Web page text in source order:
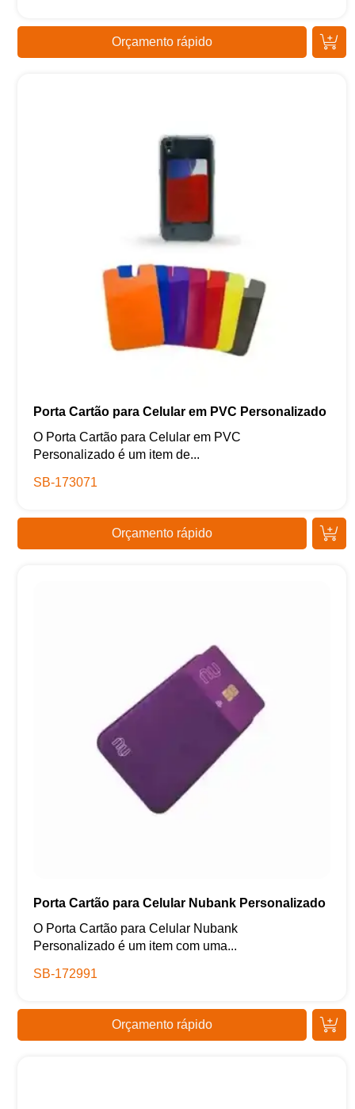
Orçamento rápido
Porta Cartão para Celular em PVC Personalizado
O Porta Cartão para Celular em PVC
Personalizado é um item de...
SB-173071
Orçamento rápido
Porta Cartão para Celular Nubank Personalizado
O Porta Cartão para Celular Nubank
Personalizado é um item com uma...
SB-172991
Orçamento rápido